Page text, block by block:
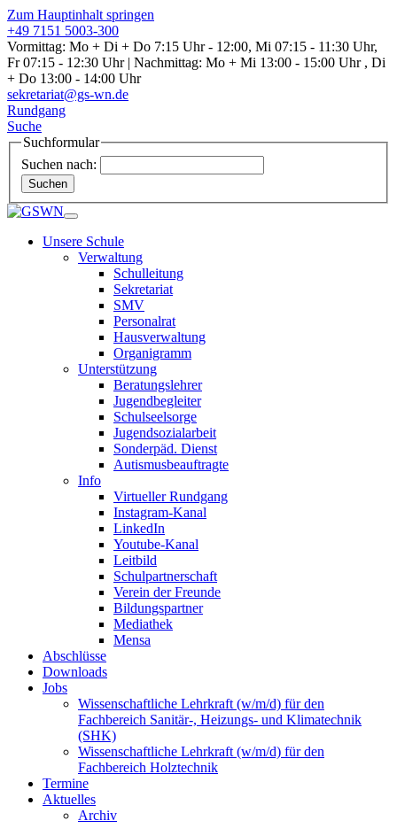
Zum Hauptinhalt springen
+49 7151 5003-300
Vormittag: Mo + Di + Do 7:15 Uhr - 12:00, Mi 07:15 - 11:30 Uhr,
Fr 07:15 - 12:30 Uhr | Nachmittag: Mo + Mi 13:00 - 15:00 Uhr , Di
+ Do 13:00 - 14:00 Uhr
sekretariat@gs-wn.de
Rundgang
Suche
Suchformular
Suchen nach:
Suchen
Unsere Schule
Verwaltung
Schulleitung
Sekretariat
SMV
Personalrat
Hausverwaltung
Organigramm
Unterstützung
Beratungslehrer
Jugendbegleiter
Schulseelsorge
Jugendsozialarbeit
Sonderpäd. Dienst
Autismusbeauftragte
Info
Virtueller Rundgang
Instagram-Kanal
LinkedIn
Youtube-Kanal
Leitbild
Schulpartnerschaft
Verein der Freunde
Bildungspartner
Mediathek
Mensa
Abschlüsse
Downloads
Jobs
Wissenschaftliche Lehrkraft (w/m/d) für den
Fachbereich Sanitär-, Heizungs- und Klimatechnik
(SHK)
Wissenschaftliche Lehrkraft (w/m/d) für den
Fachbereich Holztechnik
Termine
Aktuelles
Archiv